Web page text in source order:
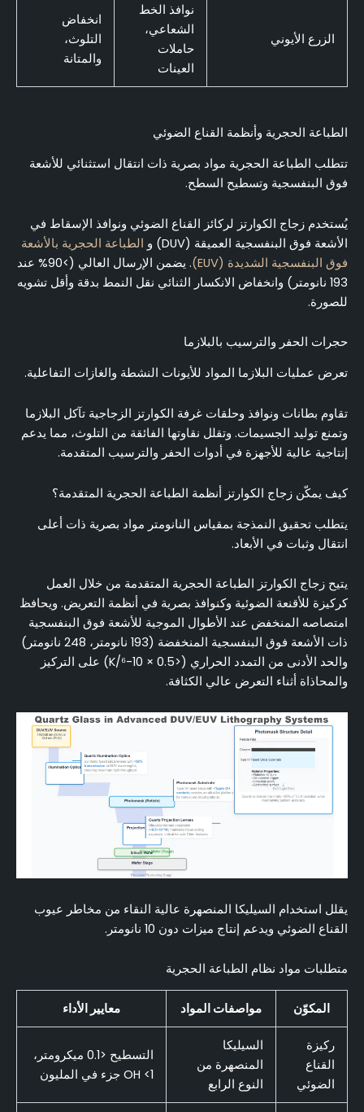
الزرع الأيوني
نوافذ الخط
الشعاعي،
حاملات
العينات
انخفاض
التلوث،
والمتانة
الطباعة الحجرية وأنظمة القناع الضوئي
تتطلب الطباعة الحجرية مواد بصرية ذات انتقال استثنائي للأشعة
فوق البنفسجية وتسطيح السطح.
يُستخدم زجاج الكوارتز لركائز القناع الضوئي ونوافذ الإسقاط في
الأشعة فوق البنفسجية العميقة (DUV) و
الطباعة الحجرية بالأشعة
فوق البنفسجية الشديدة (EUV)
. يضمن الإرسال العالي (>90% عند
193 نانومتر) وانخفاض الانكسار الثنائي نقل النمط بدقة وأقل تشويه
للصورة.
حجرات الحفر والترسيب بالبلازما
تعرض عمليات البلازما المواد للأيونات النشطة والغازات التفاعلية.
تقاوم بطانات ونوافذ وحلقات غرفة الكوارتز الزجاجية تآكل البلازما
وتمنع توليد الجسيمات. وتقلل نقاوتها الفائقة من التلوث، مما يدعم
إنتاجية عالية للأجهزة في أدوات الحفر والترسيب المتقدمة.
كيف يمكّن زجاج الكوارتز أنظمة الطباعة الحجرية المتقدمة؟
يتطلب تحقيق النمذجة بمقياس النانومتر مواد بصرية ذات أعلى
انتقال وثبات في الأبعاد.
يتيح زجاج الكوارتز الطباعة الحجرية المتقدمة من خلال العمل
كركيزة للأقنعة الضوئية وكنوافذ بصرية في أنظمة التعريض. ويحافظ
امتصاصه المنخفض عند الأطوال الموجية للأشعة فوق البنفسجية
ذات الأشعة فوق البنفسجية المنخفضة (193 نانومتر، 248 نانومتر)
والحد الأدنى من التمدد الحراري (<0.5 × 10-⁶/K) على التركيز
والمحاذاة أثناء التعرض عالي الكثافة.
يقلل استخدام السيليكا المنصهرة عالية النقاء من مخاطر عيوب
القناع الضوئي ويدعم إنتاج ميزات دون 10 نانومتر.
متطلبات مواد نظام الطباعة الحجرية
المكوّن مواصفات المواد معايير الأداء
ركيزة
القناع
الضوئي
السيليكا
المنصهرة من
النوع الرابع
التسطيح <0.1 ميكرومتر،
OH <1 جزء في المليون